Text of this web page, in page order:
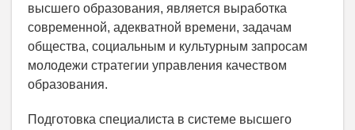
высшего образования, является выработка
современной, адекватной времени, задачам
общества, социальным и культурным запросам
молодежи стратегии управления качеством
образования.
Подготовка специалиста в системе высшего